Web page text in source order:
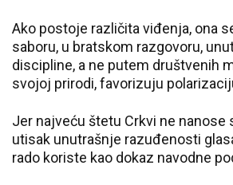
Ako postoje različita viđenja, ona
saboru, u bratskom razgovoru,
discipline, a ne putem društvenih
svojoj prirodi, favorizuju
Jer najveću štetu Crkvi ne nanose
utisak unutrašnje razuđenosti
rado koriste kao dokaz navodne